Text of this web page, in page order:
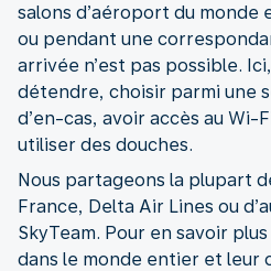
salons d’aéroport du
ou pendant une
arrivée n’est pas possible.
détendre, choisir parmi une
d’en-cas, avoir accès au Wi-
utiliser des douches.
Nous partageons la plupart
France, Delta Air Lines ou
SkyTeam. Pour en savoir
dans le monde entier et leur